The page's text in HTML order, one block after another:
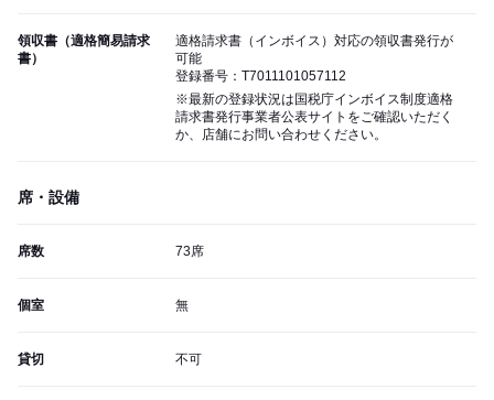
領収書（適格簡易請求
書）
適格請求書（インボイス）対応の領収書発行が
可能
登録番号：T7011101057112
※最新の登録状況は国税庁インボイス制度適格
請求書発行事業者公表サイトをご確認いただく
か、店舗にお問い合わせください。
席・設備
席数 73席
個室 無
貸切 不可